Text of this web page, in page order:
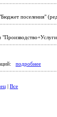
поселения"
подробнее
Все